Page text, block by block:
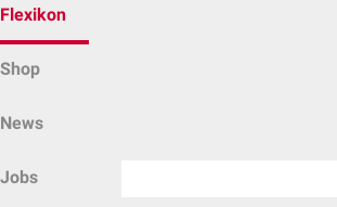
Flexikon
Shop
News
Jobs